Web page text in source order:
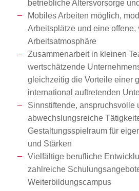
betriebliche Altersvorsorge
Mobiles Arbeiten möglich,
Arbeitsplätze und eine offene,
Arbeitsatmosphäre
Zusammenarbeit in kleinen
wertschätzende
gleichzeitig die Vorteile einer
international auftretenden
Sinnstiftende, anspruchsvolle
abwechslungsreiche
Gestaltungsspielraum für
und Stärken
Vielfältige berufliche
zahlreiche
Weiterbildungscampus